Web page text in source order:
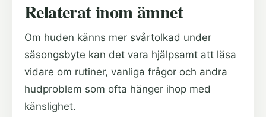
Relaterat inom ämnet
Om huden känns mer svårtolkad under
säsongsbyte kan det vara hjälpsamt att läsa
vidare om rutiner, vanliga frågor och andra
hudproblem som ofta hänger ihop med
känslighet.